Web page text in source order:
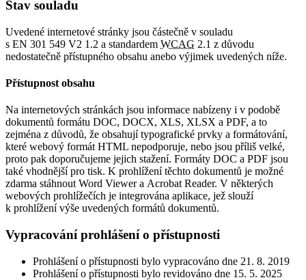
Stav souladu
Uvedené internetové stránky jsou částečně v souladu
s EN 301 549 V2 1.2 a standardem WCAG 2.1 z důvodu
nedostatečně přístupného obsahu anebo výjimek uvedených níže.
Přístupnost obsahu
Na internetových stránkách jsou informace nabízeny i v podobě
dokumentů formátu DOC, DOCX, XLS, XLSX a PDF, a to
zejména z důvodů, že obsahují typografické prvky a formátování,
které webový formát HTML nepodporuje, nebo jsou příliš velké,
proto pak doporučujeme jejich stažení. Formáty DOC a PDF jsou
také vhodnější pro tisk. K prohlížení těchto dokumentů je možné
zdarma stáhnout Word Viewer a Acrobat Reader. V některých
webových prohlížečích je integrována aplikace, jež slouží
k prohlížení výše uvedených formátů dokumentů.
Vypracování prohlášení o přístupnosti
Prohlášení o přístupnosti bylo vypracováno dne 21. 8. 2019
Prohlášení o přístupnosti bylo revidováno dne 15. 5. 2025